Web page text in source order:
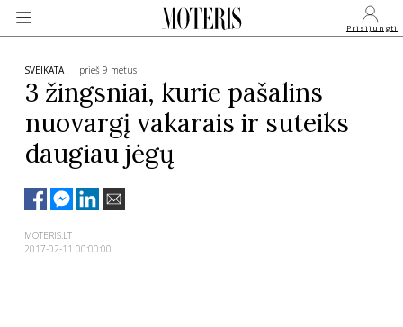
Prisijungti
VEIDAI
MADA
SVEIKATA prieš 9 metus
3 žingsniai, kurie pašalins
nuovargį vakarais ir suteiks
daugiau jėgų
MOTERIS.LT
2017-02-11 00:00:00